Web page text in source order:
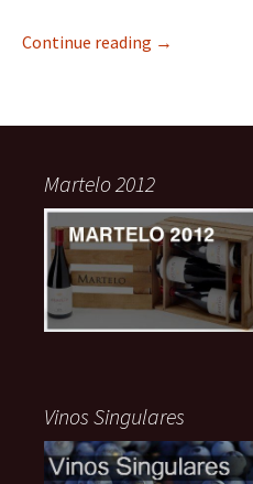
Continue reading →
Martelo 2012
Vinos Singulares